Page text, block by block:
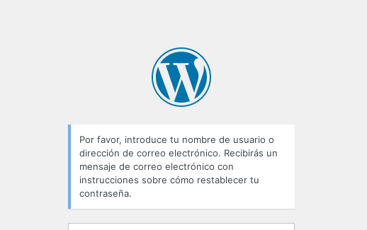
Por favor, introduce tu nombre de usuario o
dirección de correo electrónico. Recibirás un
mensaje de correo electrónico con
instrucciones sobre cómo restablecer tu
contraseña.